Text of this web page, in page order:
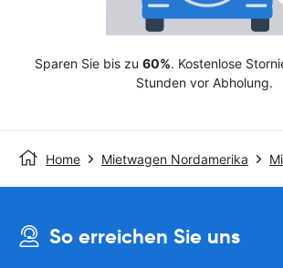
Sparen Sie bis zu 60%. Kostenlose
Stunden vor Abholung.
Home Mietwagen Nordamerika
So erreichen Sie uns